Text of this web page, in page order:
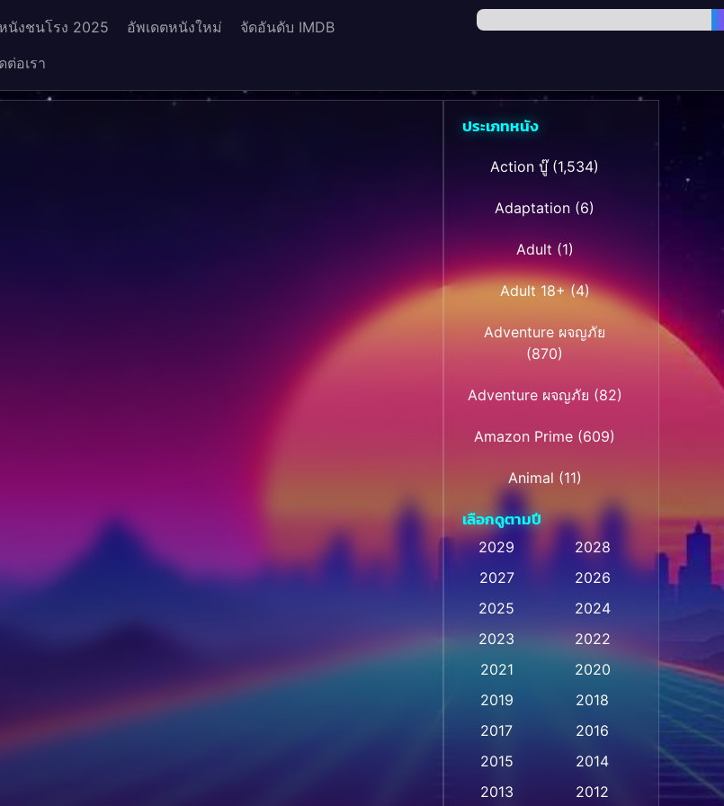
หนังชนโรง 2025 อัพเดตหนังใหม่
จัดอันดับ IMDB
อเรา
ประเภทหนัง
Action บู๊(1,534)
Adaptation (6)
Adult(1)
Adult 18+(4)
Adventure ผจญภัย
(870)
Adventure ผจญภัย (82)
Amazon Prime (609)
Animal (11)
Animation การ์ตูน (28)
Animation การ์ตูน
Animation อนิเมชั่น(1)
Animation แอนิเมชั่น(1)
Anthology (2)
เลือกดูตามปี
2029
2028
2027
2026
2025
2024
2023
2022
2021
2020
2019
2018
2017
2016
2015
2014
2013
2012